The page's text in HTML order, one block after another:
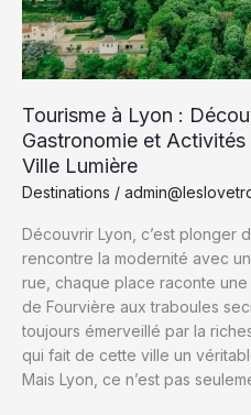
Tourisme à Lyon :
Gastronomie et
Ville Lumière
Destinations /
Découvrir Lyon, c’est plonger
rencontre la modernité avec
rue, chaque place raconte
de Fourvière aux traboules
toujours émerveillé par la
qui fait de cette ville un
Mais Lyon, ce n’est pas